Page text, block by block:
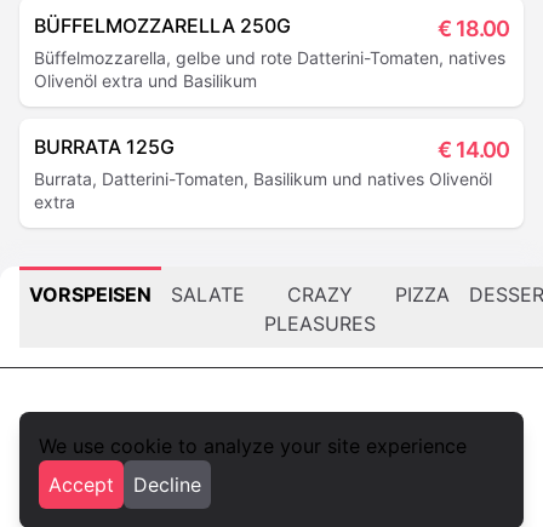
We use cookie to analyze your site experience
Accept
Decline
BÜFFELMOZZARELLA 250G € 18.00
Büffelmozzarella, gelbe und rote Datterini-Tomaten, natives
Olivenöl extra und Basilikum
BURRATA 125G € 14.00
Burrata, Datterini-Tomaten, Basilikum und natives Olivenöl
extra
VORSPEISEN SALATE
CRAZY
PLEASURES
PIZZA